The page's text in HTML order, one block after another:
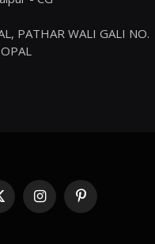
PATHAR WALI GALI NO.
InstagramPinterest